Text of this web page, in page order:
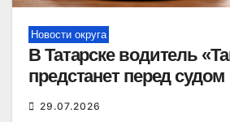
Новости округа
В Татарске водитель
предстанет перед судом
29.07.2026